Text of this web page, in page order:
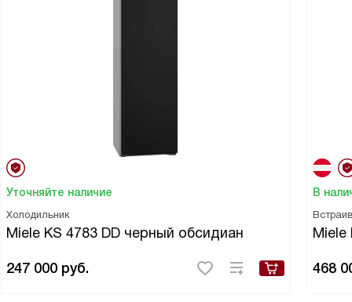
Уточняйте наличие
Холодильник
Miele KS 4783 DD черный обсидиан
247 000 руб.
В
Miele
468